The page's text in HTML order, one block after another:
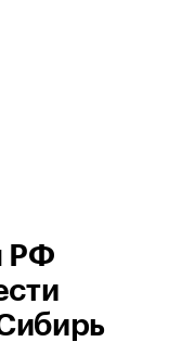
РФ